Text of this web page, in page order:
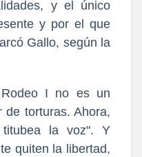
y el único
y por el que
Gallo, según la
I no es un
de torturas. Ahora,
la voz". Y
quiten la libertad,